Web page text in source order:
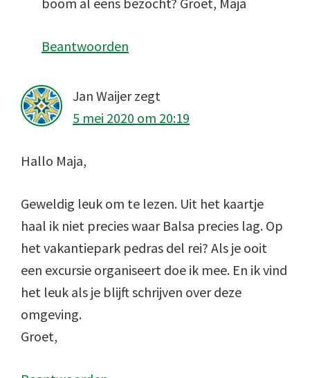
Beantwoorden
Jan Waijer zegt
5 mei 2020 om 20:19
Hallo Maja,
Geweldig leuk om te lezen. Uit het kaartje
haal ik niet precies waar Balsa precies lag. Op
het vakantiepark pedras del rei? Als je ooit
een excursie organiseert doe ik mee. En ik vind
het leuk als je blijft schrijven over deze
omgeving.
Groet,